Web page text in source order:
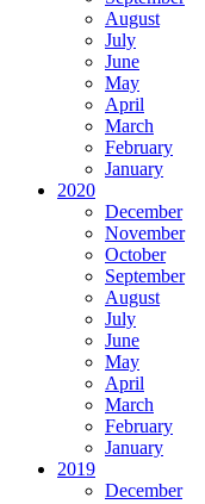
August
July
June
May
April
March
February
January
2020
December
November
October
September
August
July
June
May
April
March
February
January
2019
December